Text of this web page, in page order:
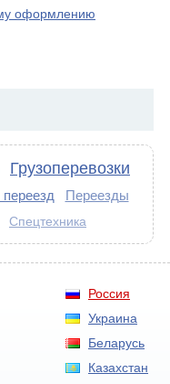
оформлению
Грузоперевозки
Переезды
Спецтехника
Россия
Украина
Беларусь
Казахстан